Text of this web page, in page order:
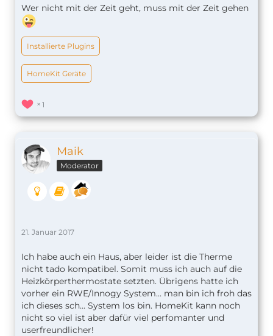
Wer nicht mit der Zeit geht, muss mit der Zeit gehen
Installierte Plugins
HomeKit Geräte
1
Maik
Moderator
21. Januar 2017
Ich habe auch ein Haus, aber leider ist die Therme
nicht tado kompatibel. Somit muss ich auch auf die
Heizkörperthermostate setzten. Übrigens hatte ich
vorher ein RWE/Innogy System... man bin ich froh das
ich dieses sch... System los bin. HomeKit kann noch
nicht so viel ist aber dafür viel perfomanter und
userfreundlicher!